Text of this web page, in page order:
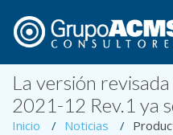
La versión
2021-12 Rev.1 ya
Inicio Noticias